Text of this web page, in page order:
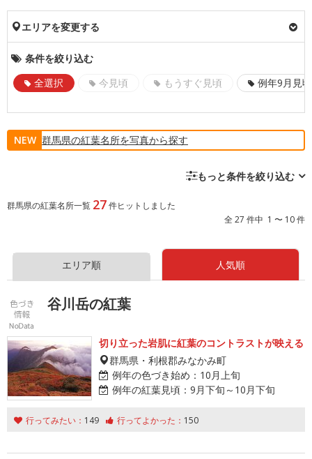
エリアを変更する
条件を絞り込む
全選択
今見頃 もうすぐ見頃 例年9月見頃
NEW 群馬県の紅葉名所を写真から探す
もっと条件を絞り込む
群馬県の紅葉名所一覧 27件ヒットしました
全 27 件中 1 〜 10 件
エリア順 人気順
谷川岳の紅葉
切り立った岩肌に紅葉のコントラストが映える
群馬県・利根郡みなかみ町
例年の色づき始め： 10月上旬
例年の紅葉見頃： 9月下旬～10月下旬
行ってみたい： 149 行ってよかった： 150